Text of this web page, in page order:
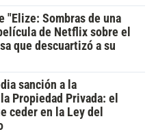
"Elize: Sombras de una
de Netflix sobre el
que descuartizó a su
sanción a la
Propiedad Privada: el
ceder en la Ley del